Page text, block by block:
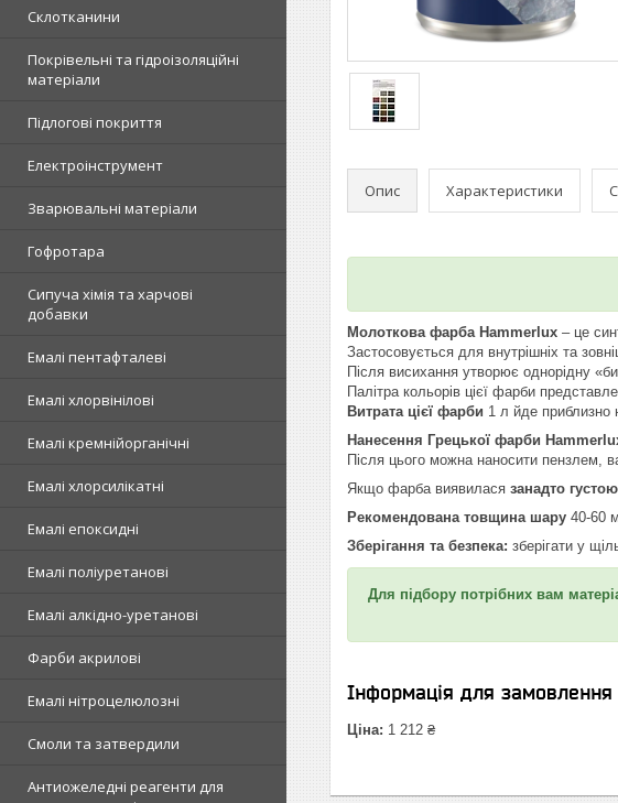
Склотканини
Покрівельні та гідроізоляційні
матеріали
Підлогові покриття
Електроінструмент
Зварювальні матеріали
Гофротара
Сипуча хімія та харчові
добавки
Емалі пентафталеві
Емалі хлорвінілові
Емалі кремнійорганічні
Емалі хлорсилікатні
Емалі епоксидні
Емалі поліуретанові
Емалі алкідно-уретанові
Фарби акрилові
Емалі нітроцелюлозні
Смоли та затвердили
Антиожеледні реагенти для
Опис Характеристики
Молоткова фарба Hammerlux – це
Застосовується для внутрішніх та
Після висихання утворює однорідну
Палітра кольорів цієї фарби
Витрата цієї фарби 1 л йде приблизно
Нанесення Грецької фарби
Після цього можна наносити пензлем,
Якщо фарба виявилася занадто
Рекомендована товщина шару 40-60
Зберігання та безпека: зберігати у
Для підбору потрібних вам
Інформація для замовлення
Ціна: 1 212 ₴